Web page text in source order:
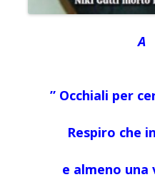
A
” Occhiali per
Respiro che
e almeno